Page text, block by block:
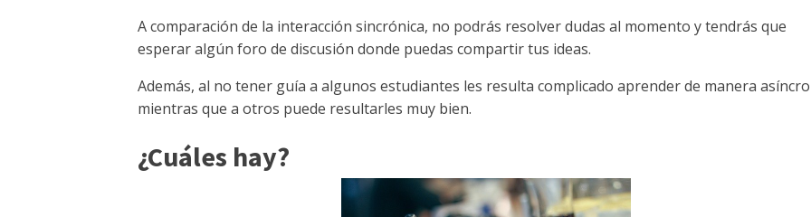
A comparación de la interacción sincrónica, no podrás resolver dudas al momento y tendrás que
esperar algún foro de discusión donde puedas compartir tus ideas.
Además, al no tener guía a algunos estudiantes les resulta complicado aprender de manera
mientras que a otros puede resultarles muy bien.
¿Cuáles hay?